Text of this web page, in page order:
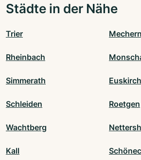
Städte in der Nähe
Trier
Rheinbach
Simmerath
Schleiden Roetgen
Wachtberg
Kall